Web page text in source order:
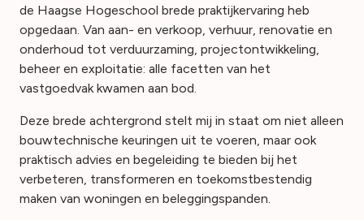
de Haagse Hogeschool brede praktijkervaring heb
opgedaan. Van aan- en verkoop, verhuur, renovatie en
onderhoud tot verduurzaming, projectontwikkeling,
beheer en exploitatie: alle facetten van het
vastgoedvak kwamen aan bod.
Deze brede achtergrond stelt mij in staat om niet alleen
bouwtechnische keuringen uit te voeren, maar ook
praktisch advies en begeleiding te bieden bij het
verbeteren, transformeren en toekomstbestendig
maken van woningen en beleggingspanden.